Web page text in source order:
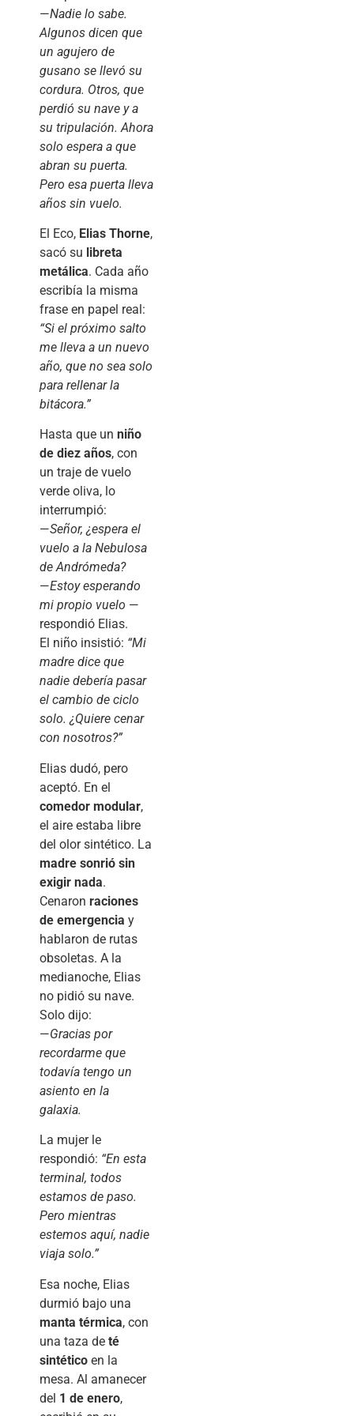
—Nadie lo sabe.
Algunos dicen que
un agujero de
gusano se llevó su
cordura. Otros, que
perdió su nave y a
su tripulación. Ahora
solo espera a que
abran su puerta.
Pero esa puerta lleva
años sin vuelo.
El Eco, Elias Thorne,
sacó su libreta
metálica. Cada año
escribía la misma
frase en papel real:
“Si el próximo salto
me lleva a un nuevo
año, que no sea solo
para rellenar la
bitácora.”
Hasta que un niño
de diez años, con
un traje de vuelo
verde oliva, lo
interrumpió:
—Señor, ¿espera el
vuelo a la Nebulosa
de Andrómeda?
—Estoy esperando
mi propio vuelo —
respondió Elias.
El niño insistió: “Mi
madre dice que
nadie debería pasar
el cambio de ciclo
solo. ¿Quiere cenar
con nosotros?”
Elias dudó, pero
aceptó. En el
comedor modular,
el aire estaba libre
del olor sintético. La
madre sonrió sin
exigir nada.
Cenaron raciones
de emergencia y
hablaron de rutas
obsoletas. A la
medianoche, Elias
no pidió su nave.
Solo dijo:
—Gracias por
recordarme que
todavía tengo un
asiento en la
galaxia.
La mujer le
respondió: “En esta
terminal, todos
estamos de paso.
Pero mientras
estemos aquí, nadie
viaja solo.”
Esa noche, Elias
durmió bajo una
manta térmica, con
una taza de té
sintético en la
mesa. Al amanecer
del 1 de enero,